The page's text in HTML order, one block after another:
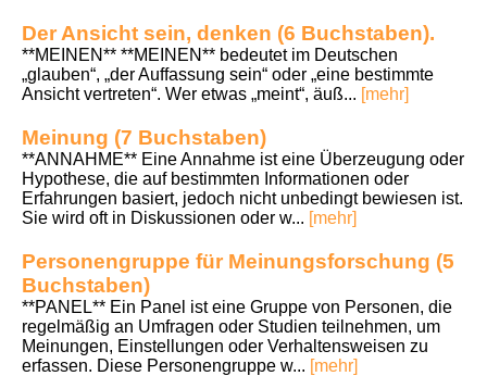
Der Ansicht sein, denken (6 Buchstaben).
**MEINEN** **MEINEN** bedeutet im Deutschen
„glauben“, „der Auffassung sein“ oder „eine bestimmte
Ansicht vertreten“. Wer etwas „meint“, äuß... [mehr]
Meinung (7 Buchstaben)
**ANNAHME** Eine Annahme ist eine Überzeugung oder
Hypothese, die auf bestimmten Informationen oder
Erfahrungen basiert, jedoch nicht unbedingt bewiesen ist.
Sie wird oft in Diskussionen oder w... [mehr]
Personengruppe für Meinungsforschung (5
Buchstaben)
**PANEL** Ein Panel ist eine Gruppe von Personen, die
regelmäßig an Umfragen oder Studien teilnehmen, um
Meinungen, Einstellungen oder Verhaltensweisen zu
erfassen. Diese Personengruppe w... [mehr]